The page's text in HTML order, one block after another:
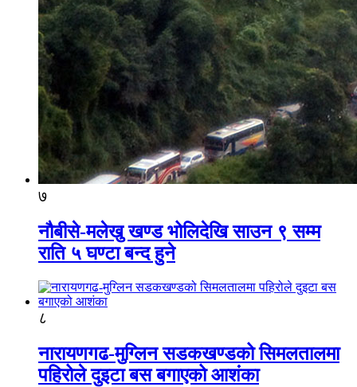
७
नौबीसे-मलेखु खण्ड भोलिदेखि साउन ९ सम्म
राति ५ घण्टा बन्द हुने
८
नारायणगढ-मुग्लिन सडकखण्डको सिमलतालमा
पहिरोले दुइटा बस बगाएको आशंका